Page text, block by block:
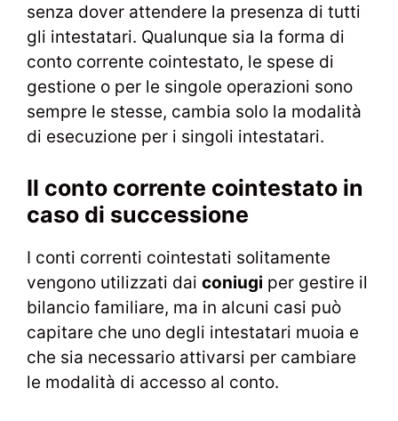
senza dover attendere la presenza di tutti
gli intestatari. Qualunque sia la forma di
conto corrente cointestato, le spese di
gestione o per le singole operazioni sono
sempre le stesse, cambia solo la modalità
di esecuzione per i singoli intestatari.
Il conto corrente cointestato in
caso di successione
I conti correnti cointestati solitamente
vengono utilizzati dai coniugi per gestire il
bilancio familiare, ma in alcuni casi può
capitare che uno degli intestatari muoia e
che sia necessario attivarsi per cambiare
le modalità di accesso al conto.